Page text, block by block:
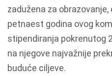
zadužena za
petnaest godina ovog
stipendiranja pokrenutog
na njegove najvažnije
buduće ciljeve.